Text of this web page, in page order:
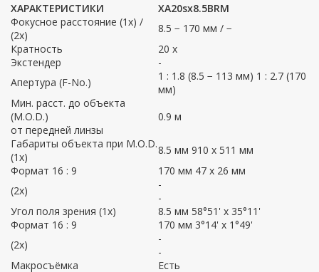
ХАРАКТЕРИСТИКИ
XA20sx8.5BRМ
Фокусное расстояние (1x) /
(2x)
8.5 − 170 мм / −
Кратность
20 x
Экстендер
-
Апертура (F-No.)
1 : 1.8 (8.5 − 113 мм) 1 : 2.7 (170
мм)
Мин. расст. до объекта
(М.O.D.)
от передней линзы
0.9 м
Габариты объекта при М.O.D.
(1x)
8.5 мм 910 x 511 мм
Формат 16 : 9
170 мм 47 x 26 мм
(2x)
-
-
Угол поля зрения (1x)
8.5 мм 58°51' x 35°11'
Формат 16 : 9
170 мм 3°14' x 1°49'
(2x)
-
-
Макросъёмка
Есть